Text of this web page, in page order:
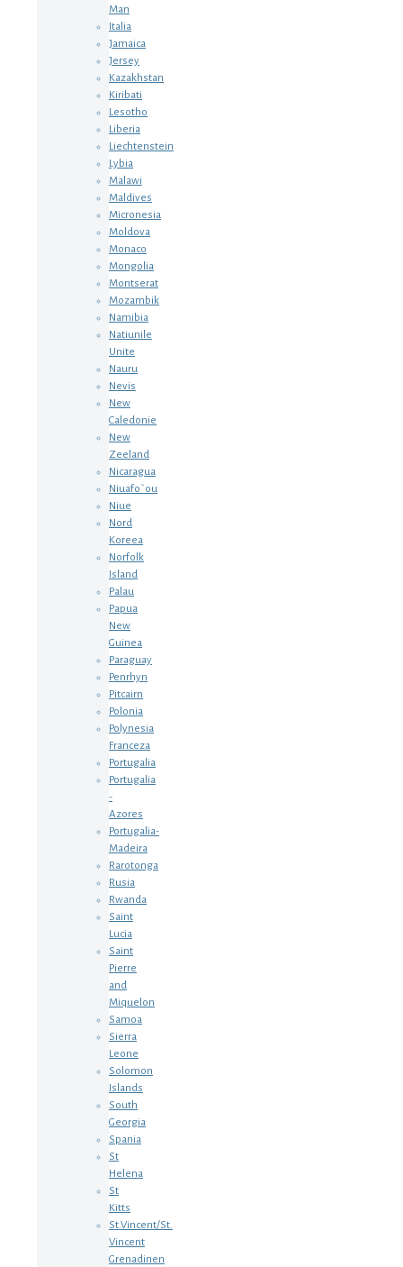
Man
Italia
Jamaica
Jersey
Kazakhstan
Kiribati
Lesotho
Liberia
Liechtenstein
Lybia
Malawi
Maldives
Micronesia
Moldova
Monaco
Mongolia
Montserat
Mozambik
Namibia
Natiunile
Unite
Nauru
Nevis
New
Caledonie
New
Zeeland
Nicaragua
Niuafo`ou
Niue
Nord
Koreea
Norfolk
Island
Palau
Papua
New
Guinea
Paraguay
Penrhyn
Pitcairn
Polonia
Polynesia
Franceza
Portugalia
Portugalia
-
Azores
Portugalia-
Madeira
Rarotonga
Rusia
Rwanda
Saint
Lucia
Saint
Pierre
and
Miquelon
Samoa
Sierra
Leone
Solomon
Islands
South
Georgia
Spania
St
Helena
St
Kitts
St.Vincent/St.
Vincent
Grenadinen